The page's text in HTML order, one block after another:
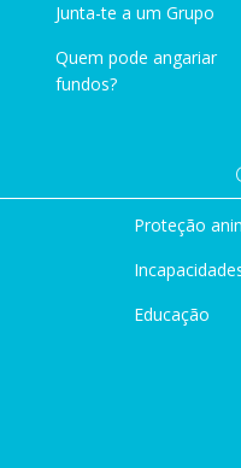
Junta-te a um Grupo
Quem pode angariar
fundos?
Proteção
Educação